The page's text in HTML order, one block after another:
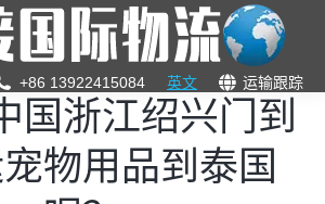
+86 13922415084 英文 运输跟踪
国浙江绍兴门到
物用品到泰国